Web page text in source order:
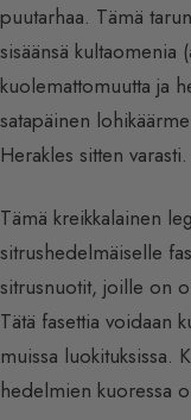
puutarhaa. Tämä
sisäänsä kultaomenia
kuolemattomuutta ja
satapäinen
Herakles sitten varasti.
Tämä kreikkalainen
sitrushedelmäiselle
sitrusnuotit, joille on
Tätä fasettia voidaan
muissa luokituksissa.
hedelmien kuoressa